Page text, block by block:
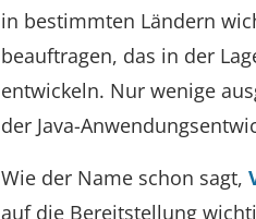
in bestimmten Ländern
beauftragen, das in der
entwickeln. Nur wenige
der Java-
Wie der Name schon sagt,
auf die Bereitstellung